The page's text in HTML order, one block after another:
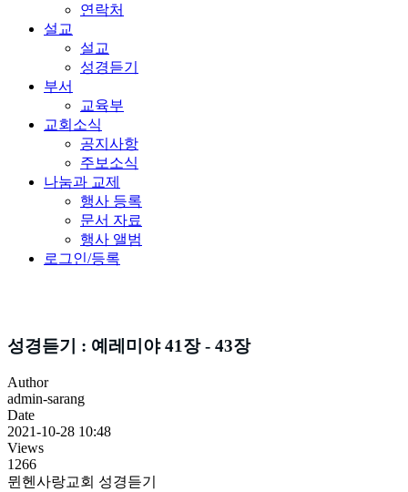
연락처
설교
설교
성경듣기
부서
교육부
교회소식
공지사항
주보소식
나눔과 교제
행사 등록
문서 자료
행사 앨범
로그인/등록
성경듣기 : 예레미야 41장 - 43장
Author
admin-sarang
Date
2021-10-28 10:48
Views
1266
뮌헨사랑교회 성경듣기